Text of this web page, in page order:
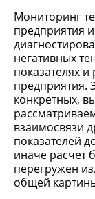
Мониторинг
предприятия
негативных
показателях и
предприятия.
конкретных,
взаимосвязи
показателей
иначе расчет
перегружен
общей